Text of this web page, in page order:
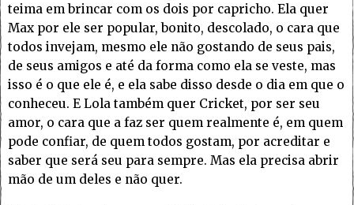
teima em brincar com os dois por capricho. Ela quer
Max por ele ser popular, bonito, descolado, o cara que
todos invejam, mesmo ele não gostando de seus pais,
de seus amigos e até da forma como ela se veste, mas
isso é o que ele é, e ela sabe disso desde o dia em que o
conheceu. E Lola também quer Cricket, por ser seu
amor, o cara que a faz ser quem realmente é, em quem
pode confiar, de quem todos gostam, por acreditar e
saber que será seu para sempre. Mas ela precisa abrir
mão de um deles e não quer.